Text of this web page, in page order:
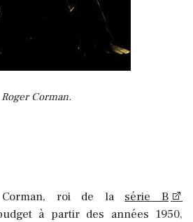
Roger Corman.
Corman, roi de la série B
à partir des années 1950,